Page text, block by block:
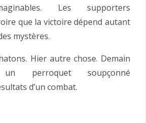
Les supporters
que la victoire dépend autant
mystères.
Hier autre chose. Demain
un perroquet soupçonné
d’un combat.